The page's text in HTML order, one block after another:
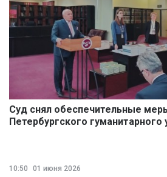
Суд снял обеспечительные
Петербургского гуманитарного
10:50
01 июня 2026